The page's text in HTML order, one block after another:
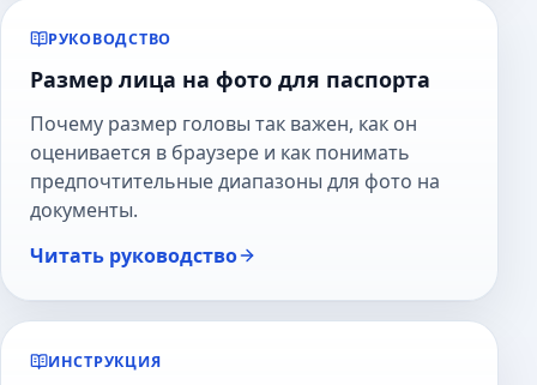
РУКОВОДСТВО
Размер лица на фото для паспорта
Почему размер головы так важен, как он
оценивается в браузере и как понимать
предпочтительные диапазоны для фото на
документы.
Читать руководство
ИНСТРУКЦИЯ